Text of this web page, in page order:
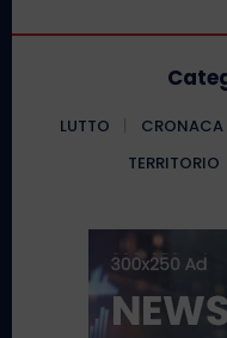
LUTTO CRONACA
TERRITORIO